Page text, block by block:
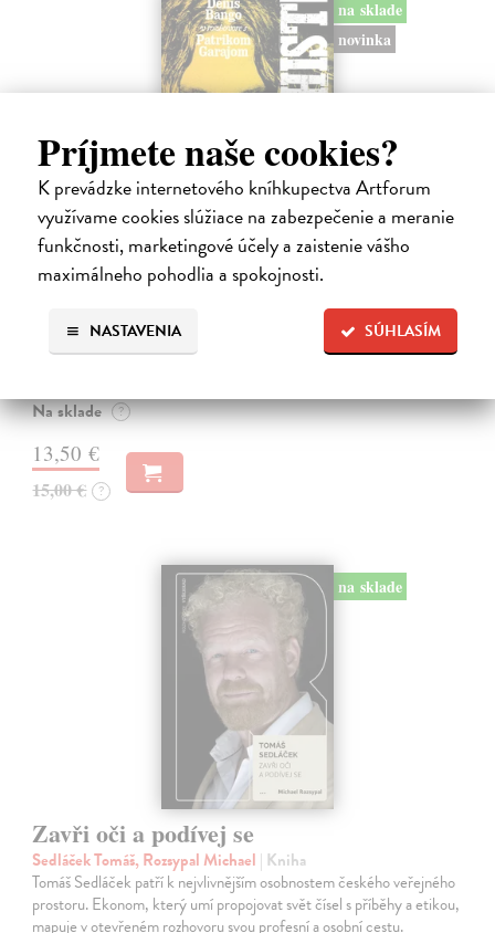
Príjmete naše cookies?
K prevádzke internetového kníhkupectva Artforum
využívame cookies slúžiace na zabezpečenie a meranie
funkčnosti, marketingové účely a zaistenie vášho
maximálneho pohodlia a spokojnosti.
SÚHLASÍM
NASTAVENIA
na sklade
novinka
Všetci sme anarchisti
Mesiáš z backstageu, anarcho-kresťan, trubadúr lásky aj drzá držka.
Vlajkonosič utópie, otec scény, Nietzscheho pravnuk, sezónny
okultista, stalker Beatles, polovičný Róm, samozvaný Cigán, filozof
Na sklade ?
13,50 €
15,00 € ?
na sklade
Zavři oči a podívej se
Sedláček Tomáš, Rozsypal Michael | Kniha
Tomáš Sedláček patří k nejvlivnějším osobnostem českého veřejného
prostoru. Ekonom, který umí propojovat svět čísel s příběhy a etikou,
mapuje v otevřeném rozhovoru svou profesní a osobní cestu.